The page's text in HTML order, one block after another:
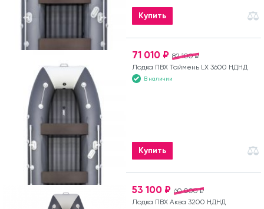
Купить
82 100 ₽
71 010 ₽
Лодка ПВХ Таймень LX 3600 НДНД
В наличии
Купить
60 000 ₽
53 100 ₽
Лодка ПВХ Аква 3200 НДНД